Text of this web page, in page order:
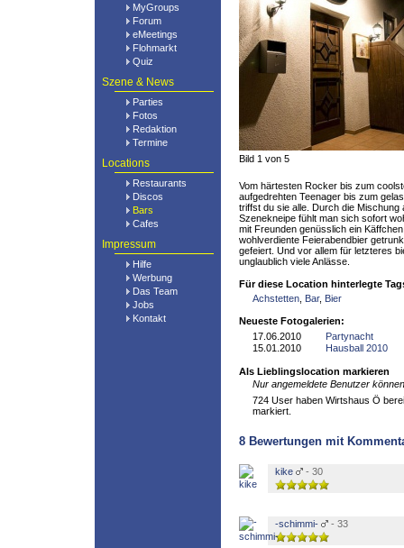
MyGroups
Forum
eMeetings
Flohmarkt
Quiz
Szene & News
Parties
Fotos
Redaktion
Termine
Locations
Restaurants
Discos
Bars
Cafes
Impressum
Hilfe
Werbung
Das Team
Jobs
Kontakt
Bild 1 von 5
Vom härtesten Rocker bis zum
aufgedrehten Teenager bis zum
triffst du sie alle. Durch die Mischung
Szenekneipe fühlt man sich sofort
mit Freunden genüsslich ein
wohlverdiente Feierabendbier
gefeiert. Und vor allem für letzteres
unglaublich viele Anlässe.
Für diese Location hinterlegte
Achstetten Bar, Bier
Neueste Fotogalerien:
17.06.2010
Partynacht
15.01.2010
Hausball 2010
Als Lieblingslocation markieren
Nur angemeldete Benutzer
724 User haben Wirtshaus Ö
markiert.
8 Bewertungen mit
kike - 30
-schimmi- - 33